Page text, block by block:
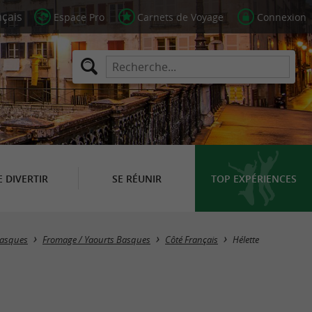
Espace Pro Carnets de Voyage Connexion
DIVERTIR SE RÉUNIR TOP EXPÉRIENCES
Masquer la carte
Fromage / Yaourts Basques Côté Français Hélette